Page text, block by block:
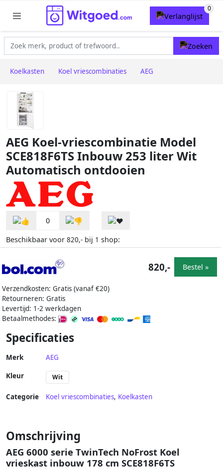
Koelkasten Koel vriescombinaties AEG
AEG Koel-vriescombinatie Model
SCE818F6TS Inbouw 253 liter Wit
Automatisch ontdooien
0
Beschikbaar voor 820,- bij 1 shop:
Verzendkosten: Gratis (vanaf €20)
Retourneren: Gratis
Levertijd: 1-2 werkdagen
Betaalmethodes:
820,- Bestel »
Specificaties
Merk AEG
Kleur Wit
Categorie Koel vriescombinaties, Koelkasten
Omschrijving
AEG 6000 serie TwinTech NoFrost Koel
vrieskast inbouw 178 cm SCE818F6TS